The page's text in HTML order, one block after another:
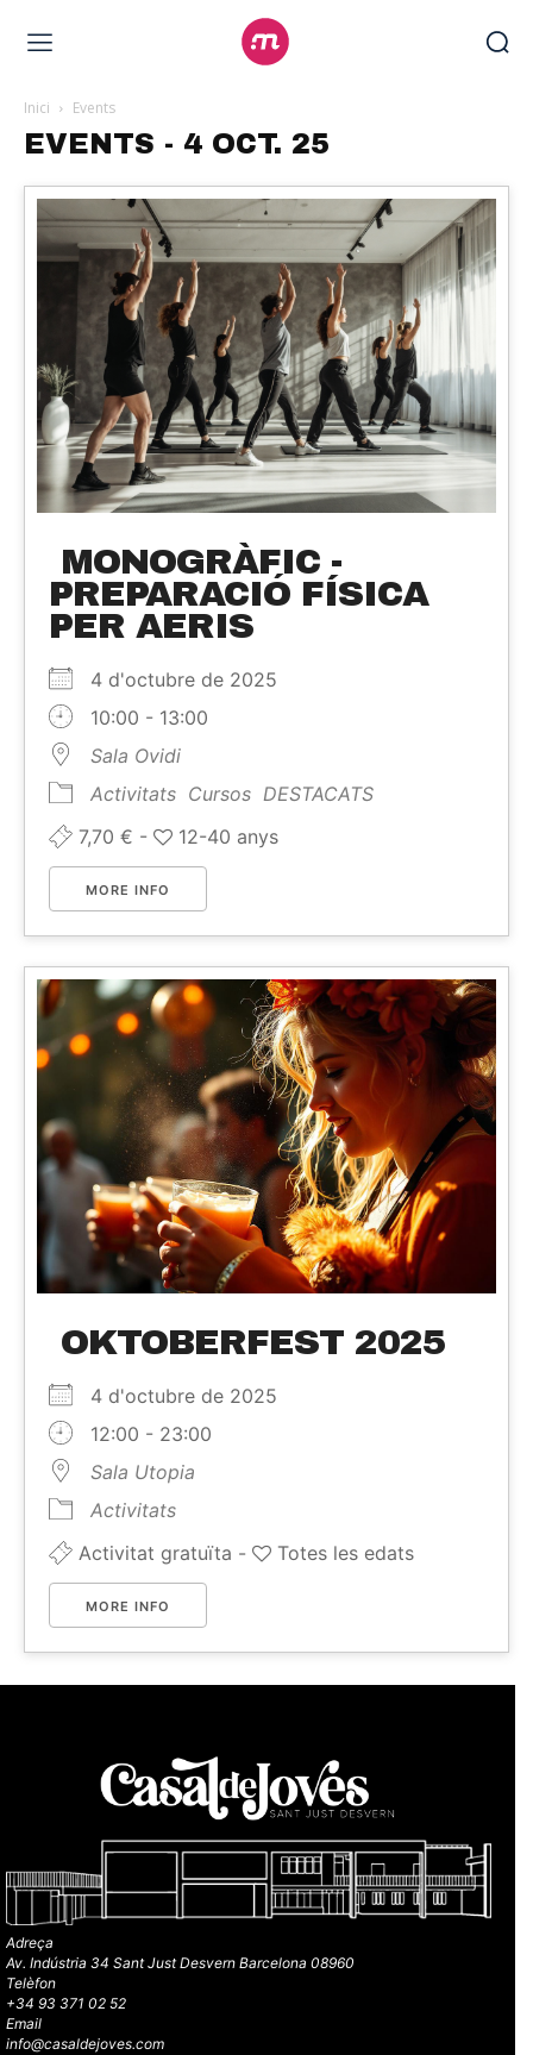
Inici Events
EVENTS - 4 OCT. 25
MONOGRÀFIC -
PREPARACIÓ FÍSICA
PER AERIS
4 d'octubre de 2025
10:00 - 13:00
Sala Ovidi
Activitats Cursos DESTACATS
7,70 € -
12-40 anys
MORE INFO
OKTOBERFEST 2025
4 d'octubre de 2025
12:00 - 23:00
Sala Utopia
Activitats
Activitat gratuïta -
Totes les edats
MORE INFO
Adreça
Av. Indústria 34 Sant Just Desvern Barcelona 08960
Telèfon
+34 93 371 02 52
Email
info@casaldejoves.com